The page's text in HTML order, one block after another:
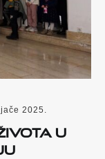
2025.
u